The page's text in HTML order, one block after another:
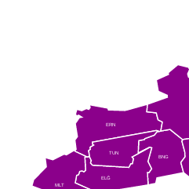
BNG
ELĞ
ERN
MLT
TUN